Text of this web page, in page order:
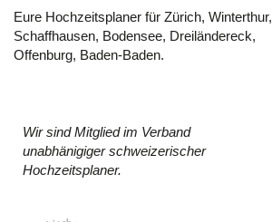
Eure Hochzeitsplaner für Zürich, Winterthur,
Schaffhausen, Bodensee, Dreiländereck,
Offenburg, Baden-Baden.
Wir sind Mitglied im Verband
unabhänigiger schweizerischer
Hochzeitsplaner.